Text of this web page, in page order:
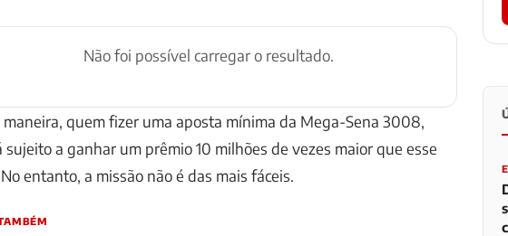
Não foi possível carregar o resultado.
maneira, quem fizer uma aposta mínima da Mega-Sena 3008,
sujeito a ganhar um prêmio 10 milhões de vezes maior que esse
entanto, a missão não é das mais fáceis.